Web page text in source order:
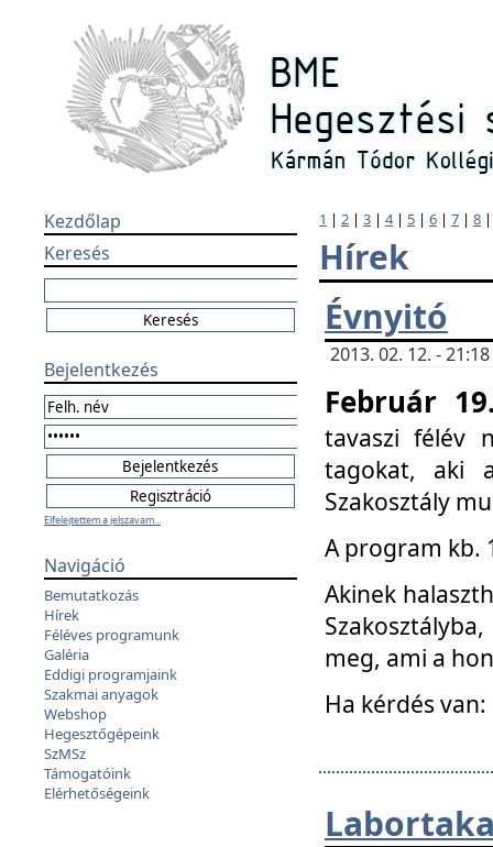
Kezdőlap
Keresés
Bejelentkezés
Elfelejtettem a jelszavam...
Navigáció
Bemutatkozás
Hírek
Féléves programunk
Galéria
Eddigi programjaink
Szakmai anyagok
Webshop
Hegesztőgépeink
SzMSz
Támogatóink
Elérhetőségeink
1 | 2 | 3 | 4| 5 | 6 | 7 | 8
Hírek
Évnyitó
2013. 02. 12. -
Február
tavaszi félév
tagokat, aki
Szakosztály
A program kb.
Akinek
meg, ami a
Ha kérdés